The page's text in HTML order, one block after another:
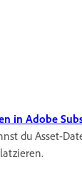
in Adobe
du Asset-